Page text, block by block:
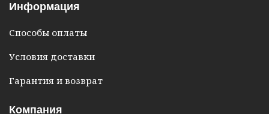
Информация
Способы оплаты
Условия доставки
Гарантия и возврат
Компания